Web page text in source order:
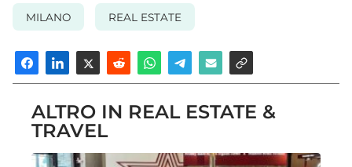
MILANO REAL ESTATE
ALTRO IN REAL ESTATE &
TRAVEL